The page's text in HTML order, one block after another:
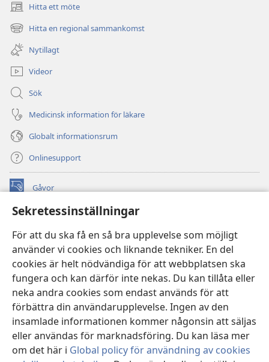
Sekretessinställningar
För att du ska få en så bra upplevelse som möjligt
använder vi cookies och liknande tekniker. En del
cookies är helt nödvändiga för att webbplatsen ska
fungera och kan därför inte nekas. Du kan tillåta eller
neka andra cookies som endast används för att
förbättra din användarupplevelse. Ingen av den
insamlade informationen kommer någonsin att säljas
eller användas för marknadsföring. Du kan läsa mer
om det här i Global policy för användning av cookies
Hitta ett möte
(öppnar
nytt
fönster)
Hitta en regional sammankomst
(öppnar
nytt
fönster)
Nytillagt
Videor
Sök
Medicinsk information för läkare
Globalt informationsrum
Onlinesupport
Gåvor
(öppnar
fönster) Watchtower ONLINE LIBRARY™
nytt
fönster)JW Hub ®
(öppnar
nytt
fönster)JW Library
Watchtower Library